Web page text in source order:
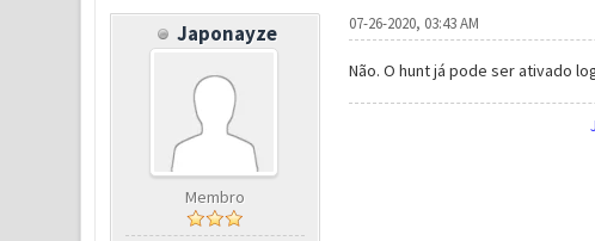
Japonayze
Membro
07-26-2020, 03:43 AM
Não. O hunt já pode ser ativado